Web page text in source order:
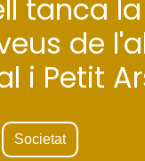
tanca
de
i Petit
Societat